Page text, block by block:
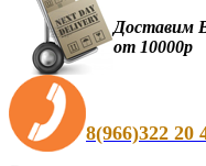
Доставим
от 10000р
8(966)322 20